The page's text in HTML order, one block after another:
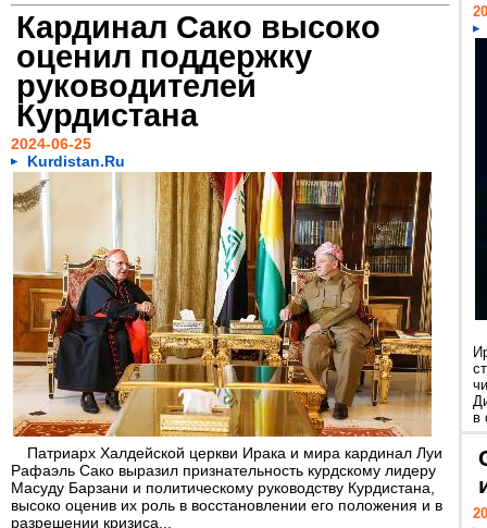
Кардинал Сако высоко
оценил поддержку
руководителей
Курдистана
2024-06-25
Kurdistan.Ru
Патриарх Халдейской церкви Ирака и мира кардинал Луи
Рафаэль Сако выразил признательность курдскому лидеру
Масуду Барзани и политическому руководству Курдистана,
высоко оценив их роль в восстановлении его положения и в
разрешении кризиса...
в